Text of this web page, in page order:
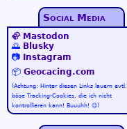
Social Media
🦣 Mastodon
🌅 Blusky
📷
Instagram
📦 Geocacing.com
(Achtung: Hinter diesen Links lauern evtl.
böse Tracking-Cookies, die ich nicht
kontrollieren kann! Buuuhh! 😉)